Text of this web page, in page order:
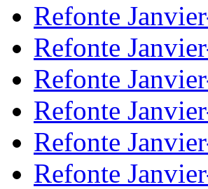
Refonte
Refonte
Refonte
Refonte
Refonte
Refonte